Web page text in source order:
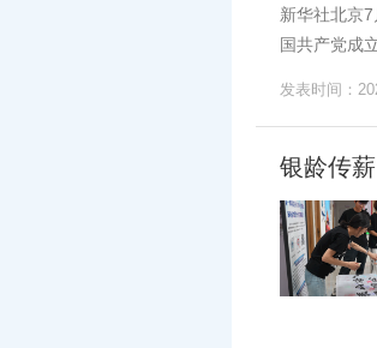
新华社北京
国共产党成
发表时间：
银龄传